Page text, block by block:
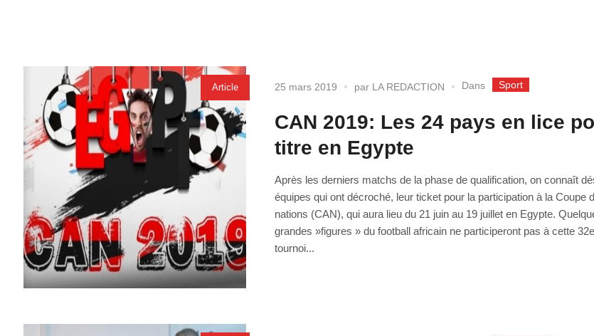
Article 25 mars 2019 par LA REDACTION Dans Sport
CAN 2019: Les 24 pays en lice
titre en Egypte
Après les derniers matchs de la phase de qualification, on connaît
équipes qui ont décroché, leur ticket pour la participation à la Coupe
nations (CAN), qui aura lieu du 21 juin au 19 juillet en Egypte.
grandes »figures » du football africain ne participeront pas à cette
tournoi...